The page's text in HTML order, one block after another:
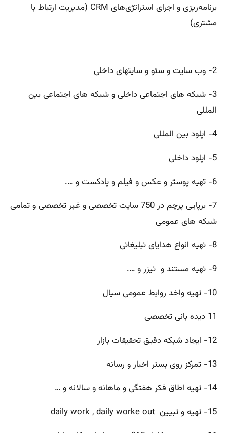
برنامه‌ریزی و اجرای استراتژی‌های CRM (مدیریت ارتباط با
مشتری)
2- وب سایت و سئو و سایتهای داخلی
3- شبکه های اجتماعی داخلی و شبکه های اجتماعی بین
المللی
4- اپلود بین المللی
5- اپلود داخلی
6- تهیه پوستر و عکس و فیلم و پادکست و ….
7- برپایی پرچم در 750 سایت تخصصی و غیر تخصصی و تمامی
شبکه های عمومی
8- تهیه انواع هدایای تبلیغاتی
9- تهیه مستند و تیزر و ….
10- تهیه واخد روابط عمومی سیال
11 دیده بانی تخصصی
12- ایجاد شبکه دقیق تحقیقات بازار
13- تمرکز روی بستر اخبار و رسانه
14- تهیه اطاق فکر هفتگی و ماهانه و سالانه و …
15- تهیه و تبیین daily work , daily worke out